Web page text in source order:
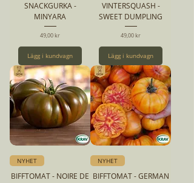
SNACKGURKA -
MINYARA
Pris
49,00 kr
Lägg i kundvagn
VINTERSQUASH -
SWEET DUMPLING
Pris
49,00 kr
Lägg i kundvagn
NYHET
BIFFTOMAT - NOIRE DE
NYHET
BIFFTOMAT - GERMAN